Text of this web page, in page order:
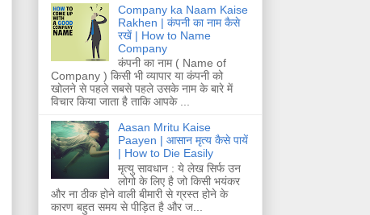
Company ka Naam Kaise
Rakhen | कंपनी का नाम कैसे
रखें | How to Name
Company
कंपनी का नाम ( Name of
Company ) किसी भी व्यापार या कंपनी को
खोलने से पहले सबसे पहले उसके नाम के बारे में
विचार किया जाता है ताकि आपके ...
Aasan Mritu Kaise
Paayen | आसान मृत्य कैसे पायें
| How to Die Easily
मृत्यु सावधान : ये लेख सिर्फ उन
लोगो के लिए है जो किसी भयंकर
और ना ठीक होने वाली बीमारी से ग्रस्त होने के
कारण बहुत समय से पीड़ित है और ज...